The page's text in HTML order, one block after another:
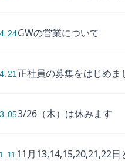
GWの営業について
正社員の募集をはじめま
3/26（木）は休みます
11月13,14,15,20,21,22日